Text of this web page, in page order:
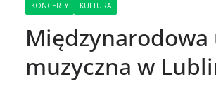
KONCERTY KULTURA
Międzynarodowa
muzyczna w